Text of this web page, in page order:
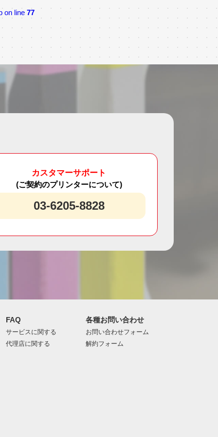
on line 77
カスタマーサポート
(ご契約のプリンターについて)
03-6205-8828
FAQ
サービスに関する
代理店に関する
各種お問い合わせ
お問い合わせフォーム
解約フォーム